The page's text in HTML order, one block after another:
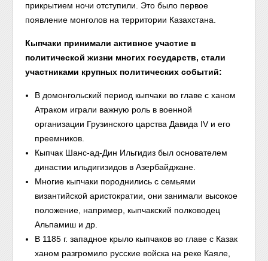
прикрытием ночи отступили. Это было первое
появление монголов на территории Казахстана.
Кыпчаки принимали активное участие в
политической жизни многих государств, стали
участниками крупных политических событий:
В домонгольский период кыпчаки во главе с ханом
Атраком играли важную роль в военной
организации Грузинского царства Давида IV и его
преемников.
Кыпчак Шанс-ад-Дин Ильгидиз был основателем
династии ильдигизидов в Азербайджане.
Многие кыпчаки породнились с семьями
византийской аристократии, они занимали высокое
положение, например, кыпчакский полководец
Альпамиш и др.
В 1185 г. западное крыло кыпчаков во главе с Казак
ханом разгромило русские войска на реке Каяле,